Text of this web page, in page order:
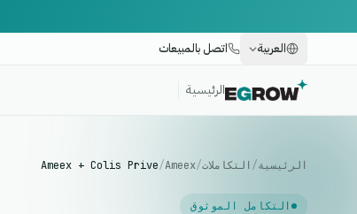
العربية
اتصل بالمبيعات
الرئيسية
الرئيسية/ التكاملات/
Ameex
/
Ameex + Colis Prive
التكامل الموثوق